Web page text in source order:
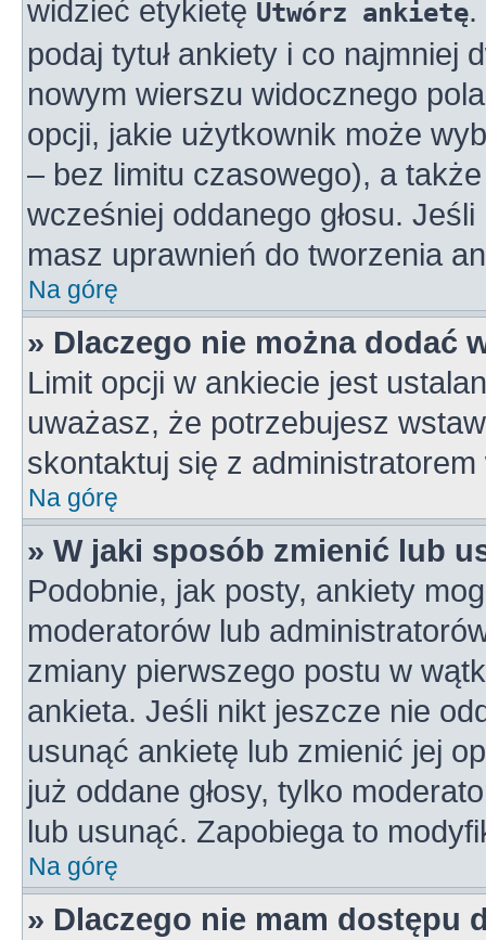
widzieć etykietę Utwórz ankietę.
podaj tytuł ankiety i co najmniej
nowym wierszu widocznego
opcji, jakie użytkownik może
– bez limitu czasowego), a
wcześniej oddanego głosu.
masz uprawnień do tworzenia
Na górę
» Dlaczego nie można dodać
Limit opcji w ankiecie jest
uważasz, że potrzebujesz
skontaktuj się z administratorem
Na górę
» W jaki sposób zmienić lub
Podobnie, jak posty, ankiety
moderatorów lub
zmiany pierwszego postu w
ankieta. Jeśli nikt jeszcze nie
usunąć ankietę lub zmienić jej
już oddane głosy, tylko
lub usunąć. Zapobiega to
Na górę
» Dlaczego nie mam dostępu